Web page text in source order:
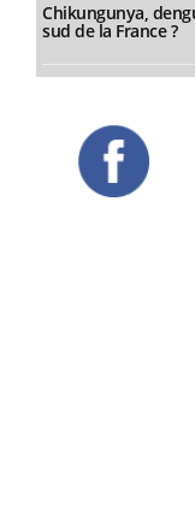
Chikungunya,
sud de la France ?